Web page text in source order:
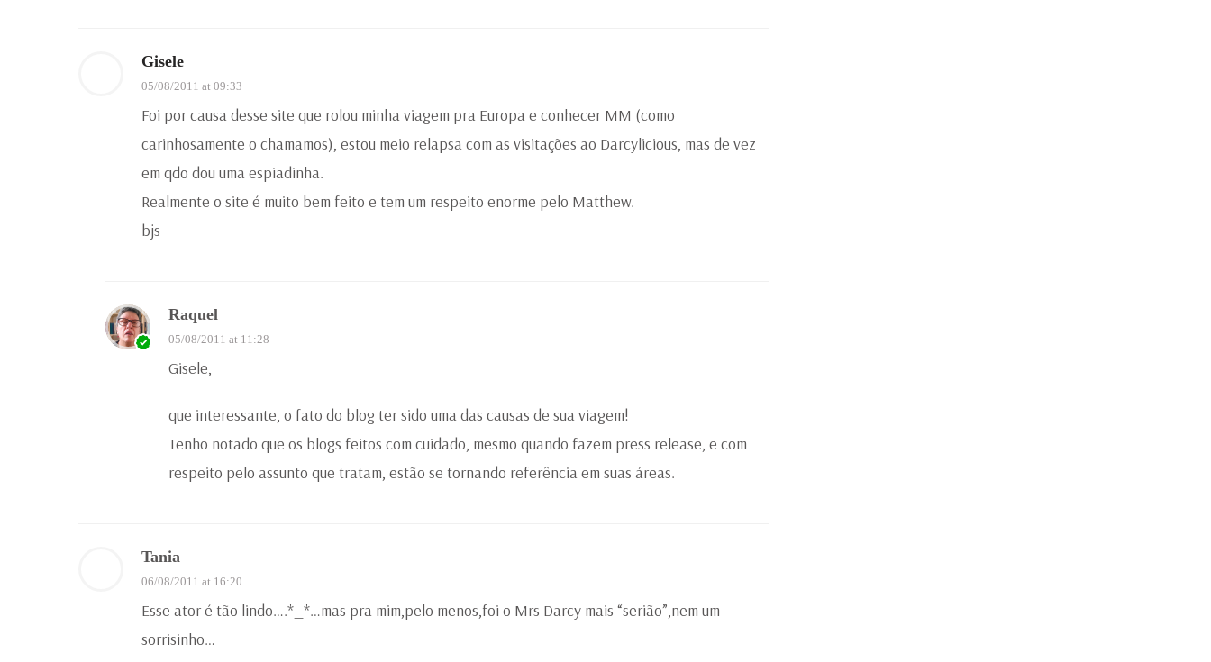
Gisele
05/08/2011 at 09:33
Foi por causa desse site que rolou minha viagem pra Europa e conhecer MM (como
carinhosamente o chamamos), estou meio relapsa com as visitações ao Darcylicious, mas de vez
em qdo dou uma espiadinha.
Realmente o site é muito bem feito e tem um respeito enorme pelo Matthew.
bjs
Raquel
05/08/2011 at 11:28
Gisele,
que interessante, o fato do blog ter sido uma das causas de sua viagem!
Tenho notado que os blogs feitos com cuidado, mesmo quando fazem press release, e com
respeito pelo assunto que tratam, estão se tornando referência em suas áreas.
Tania
06/08/2011 at 16:20
Esse ator é tão lindo….*_*…mas pra mim,pelo menos,foi o Mrs Darcy mais “serião”,nem um
sorrisinho…